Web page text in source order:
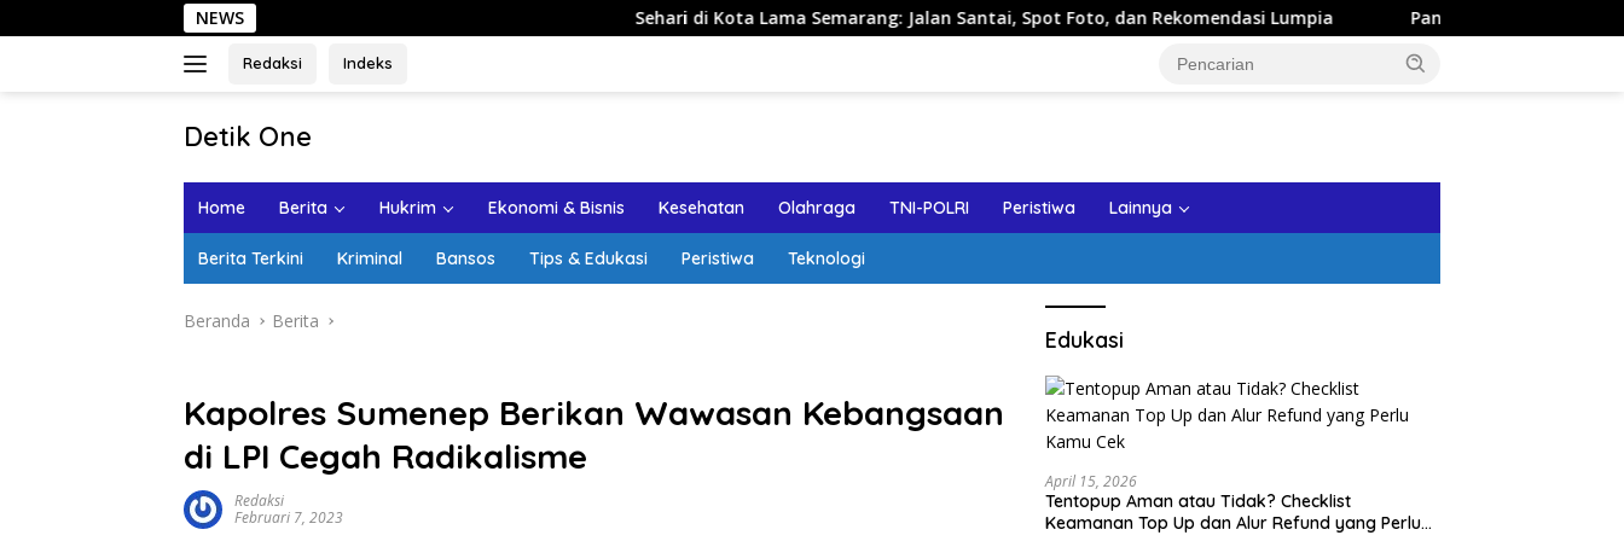
ke
NEWS Sehari di Kota Lama Semarang: Jalan Santai, Spot Foto, dan Rekomendasi Lumpia Panduan Wisata Keluarga ke Kota Batu:
Redaksi Indeks
Detik One
Ungkap
Home Berita Hukrim Ekonomi & Bisnis Kesehatan Olahraga TNI-POLRI Peristiwa Lainnya
Berita Terkini Kriminal Bansos Tips & Edukasi Peristiwa Teknologi
Beranda Berita
Kapolres Sumenep Berikan Wawasan Kebangsaan
di LPI Cegah Radikalisme
Redaksi
Februari 7, 2023
Edukasi
April 15, 2026
Tentopup Aman atau Tidak? Checklist
Keamanan Top Up dan Alur Refund yang Perlu